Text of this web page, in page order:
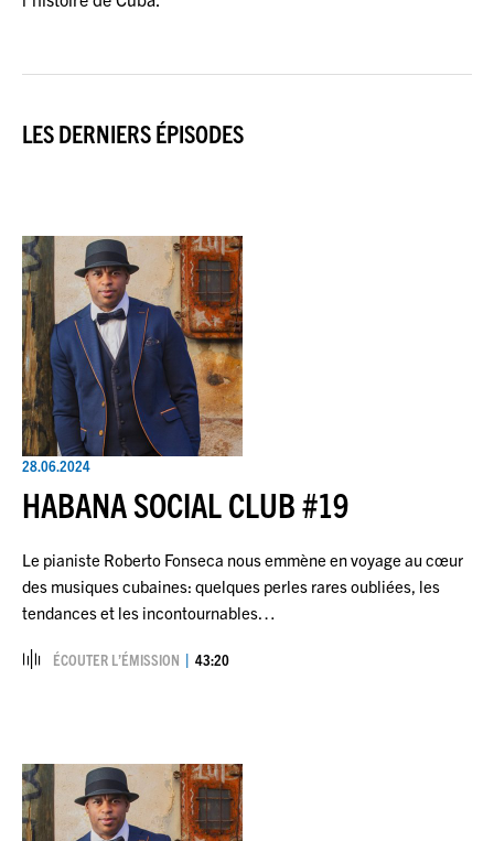
LES DERNIERS ÉPISODES
28.06.2024
HABANA SOCIAL CLUB #19
Le pianiste Roberto Fonseca nous emmène en voyage au cœur
des musiques cubaines: quelques perles rares oubliées, les
tendances et les incontournables…
ÉCOUTER L’ÉMISSION 43:20